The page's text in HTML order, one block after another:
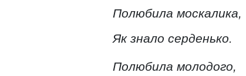
Полюбила москалика,
Як знало серденько.
Полюбила молодого,